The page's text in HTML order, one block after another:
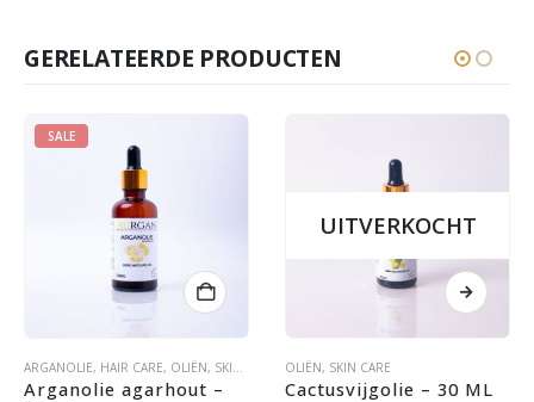
GERELATEERDE PRODUCTEN
HAIR CARE,OLIËN ,SKIN CARE
agarhout –
UITVERKOCHT
OLIËN SKIN CARE
Cactusvijgolie – 30 ML